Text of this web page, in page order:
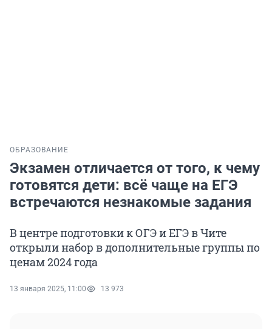
ОБРАЗОВАНИЕ
Экзамен отличается от того, к чему
готовятся дети: всё чаще на ЕГЭ
встречаются незнакомые задания
В центре подготовки к ОГЭ и ЕГЭ в Чите
открыли набор в дополнительные группы по
ценам 2024 года
13 января 2025, 11:00 13 973